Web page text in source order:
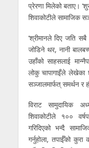
प्रेरणा मिलेको बताए।
शिवाकोटीले सामाजिक
‘श्रीमानले दिए जति
जोडिने थर, नानी
उहाँको साहसलाई
लोकु चापागाइँले लेखेका
सञ्जालमार्फत् समर्थन र
विराट सामुदायिक
शिवाकोटीले १००
गरिदिएको भन्दै
गर्नुहोला, तपाईँको